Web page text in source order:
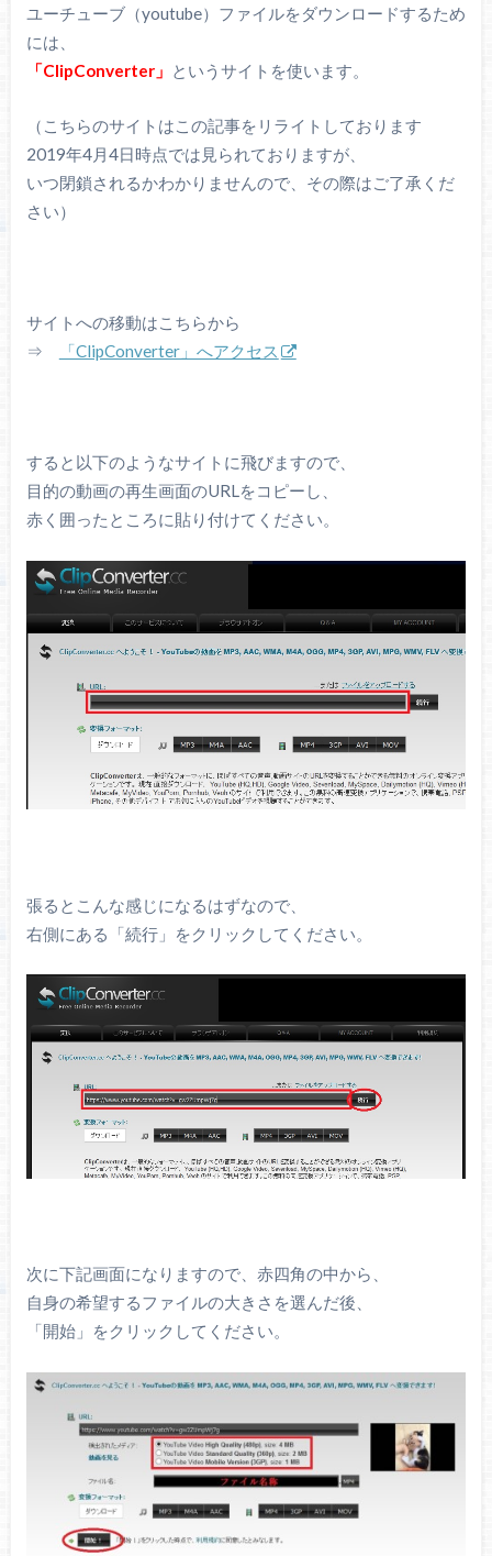
ユーチューブ（youtube）ファイルをダウンロードするため
には、
「ClipConverter」 というサイトを使います。
（こちらのサイトはこの記事をリライトしております
2019年4月4日時点では見られておりますが、
いつ閉鎖されるかわかりませんので、その際はご了承くだ
さい）
サイトへの移動はこちらから
⇒
「ClipConverter」へアクセス
すると以下のようなサイトに飛びますので、
目的の動画の再生画面のURLをコピーし、
赤く囲ったところに貼り付けてください。
張るとこんな感じになるはずなので、
右側にある「続行」をクリックしてください。
次に下記画面になりますので、赤四角の中から、
自身の希望するファイルの大きさを選んだ後、
「開始」をクリックしてください。